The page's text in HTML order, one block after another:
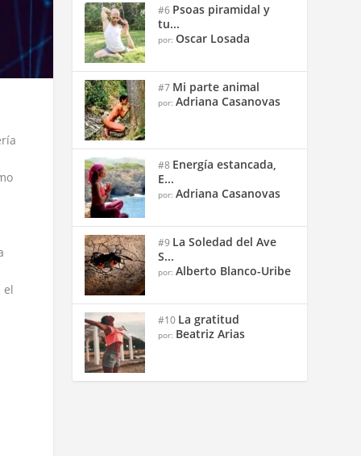
el
#6 Psoas piramidal y
tu...
por:Oscar Losada
#7 Mi parte animal
por:Adriana Casanovas
#8 Energía estancada,
E...
por:Adriana Casanovas
#9 La Soledad del Ave
S...
por:Alberto Blanco-Uribe
#10 La gratitud
por: Beatriz Arias